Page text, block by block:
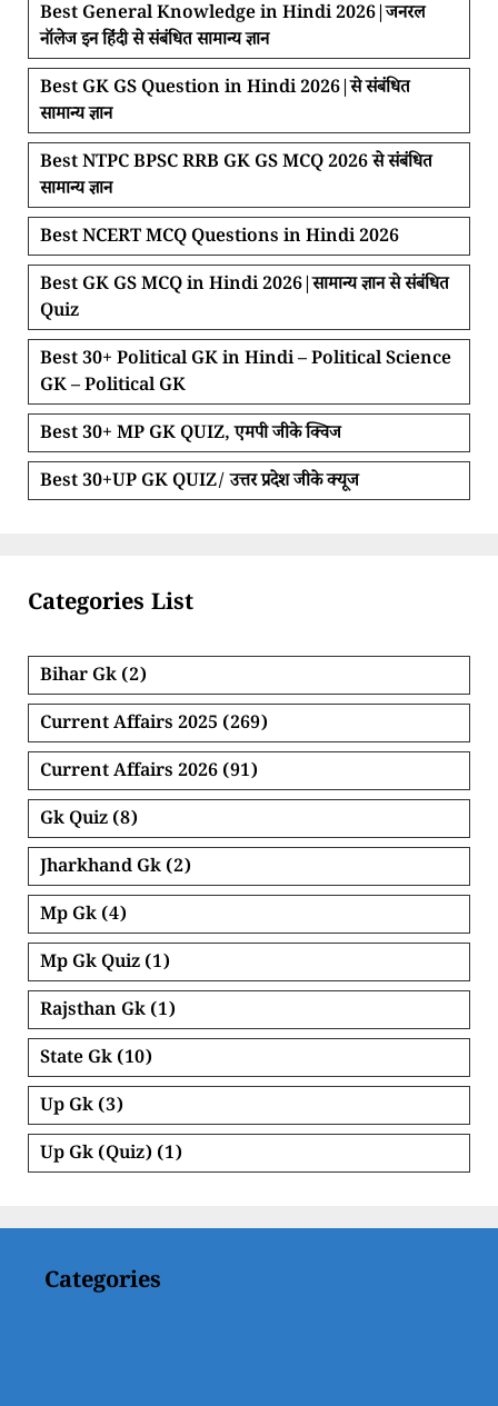
Best General Knowledge in Hindi 2026|जनरल
नॉलेज इन हिंदी से संबंधित सामान्य ज्ञान
Best GK GS Question in Hindi 2026|से संबंधित
सामान्य ज्ञान
Best NTPC BPSC RRB GK GS MCQ 2026 से संबंधित
सामान्य ज्ञान
Best NCERT MCQ Questions in Hindi 2026
Best GK GS MCQ in Hindi 2026|सामान्य ज्ञान से संबंधित
Quiz
Best 30+ Political GK in Hindi – Political Science
GK – Political GK
Best 30+ MP GK QUIZ, एमपी जीके क्विज
Best 30+UP GK QUIZ/ उत्तर प्रदेश जीके क्यूज
Categories List
Bihar Gk (2)
Current Affairs 2025 (269)
Current Affairs 2026 (91)
Gk Quiz (8)
Jharkhand Gk (2)
Mp Gk (4)
Mp Gk Quiz (1)
Rajsthan Gk (1)
State Gk (10)
Up Gk (3)
Up Gk (Quiz) (1)
Categories